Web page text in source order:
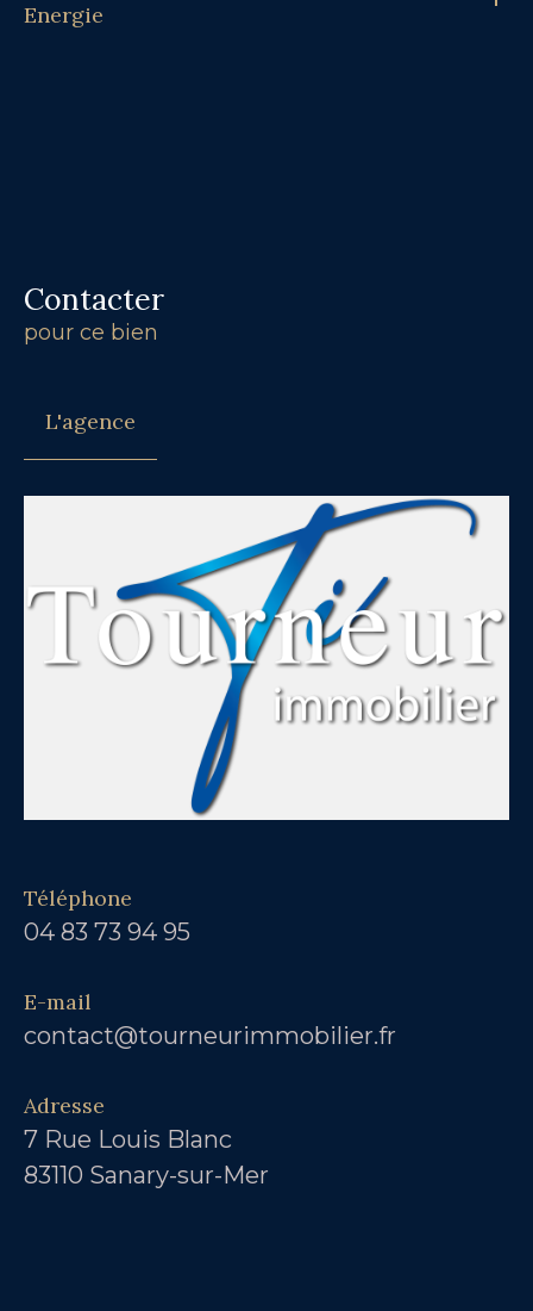
Energie
Contacter
pour ce bien
L'agence
Téléphone
04 83 73 94 95
E-mail
contact@tourneurimmobilier.fr
Adresse
7 Rue Louis Blanc
83110 Sanary-sur-Mer